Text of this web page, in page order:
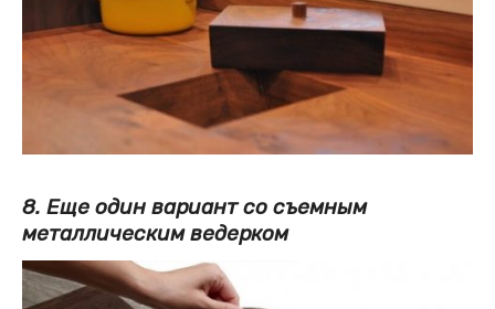
8. Еще один вариант со съемным
металлическим ведерком